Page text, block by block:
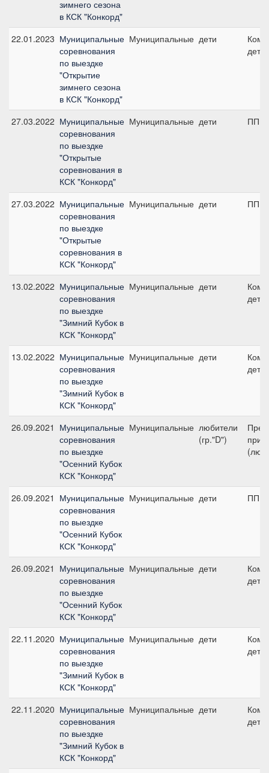
зимнего сезона
в КСК "Конкорд"
22.01.2023 Муниципальные
соревнования
по выездке
"Открытие
зимнего сезона
в КСК "Конкорд"
Муниципальные дети
дети
27.03.2022 Муниципальные
соревнования
по выездке
"Открытые
соревнования в
КСК "Конкорд"
Муниципальные дети ПП
27.03.2022 Муниципальные
соревнования
по выездке
"Открытые
соревнования в
КСК "Конкорд"
Муниципальные дети ПП
13.02.2022 Муниципальные
соревнования
по выездке
"Зимний Кубок в
КСК "Конкорд"
Муниципальные дети
дети
13.02.2022 Муниципальные
соревнования
по выездке
"Зимний Кубок в
КСК "Конкорд"
Муниципальные дети
дети
26.09.2021 Муниципальные
соревнования
по выездке
"Осенний Кубок
КСК "Конкорд"
Муниципальные любители
(гр."D")
приз
26.09.2021 Муниципальные
соревнования
по выездке
"Осенний Кубок
КСК "Конкорд"
Муниципальные дети ПП
26.09.2021 Муниципальные
соревнования
по выездке
"Осенний Кубок
КСК "Конкорд"
Муниципальные дети
дети
22.11.2020 Муниципальные
соревнования
по выездке
"Зимний Кубок в
КСК "Конкорд"
Муниципальные дети
дети
22.11.2020 Муниципальные
соревнования
по выездке
"Зимний Кубок в
КСК "Конкорд"
Муниципальные дети
дети